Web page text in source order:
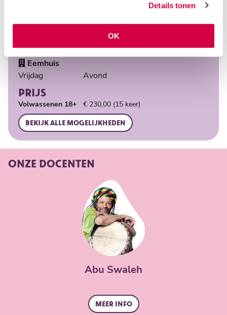
Details tonen
OK
Abu Swaleh
LOCATIES
Eemhuis
Vrijdag
Avond
PRIJS
Volwassenen 18+ € 230,00 (15 keer)
Bekijk alle mogelijkheden
ONZE DOCENTEN
Abu Swaleh
Meer info